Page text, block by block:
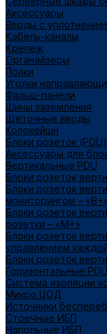
Аксессуары
Вводы с
Кабель-каналы
Крепеж
Органайзеры
Полки
Уголки
Фальш-панели
Шины заземления
Щеточные вводы
Колокейшн
Блоки розеток (PDU)
Аксессуары для
Вертикальные PDU
Блоки розеток
Блоки розеток
мониторингом –
Блоки розеток
розетки – «М+»
Блоки розеток
управлением
Блоки розеток
Горизонтальные PDU
Система изоляции
Микро ЦОД
Источники
Стоечные ИБП
Напольные ИБП